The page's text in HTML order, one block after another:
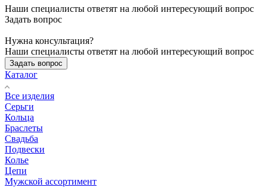
Наши специалисты ответят на любой интересующий вопрос
Задать вопрос
Нужна консультация?
Наши специалисты ответят на любой интересующий вопрос
Задать вопрос
Каталог
Все изделия
Серьги
Кольца
Браслеты
Свадьба
Подвески
Колье
Цепи
Мужской ассортимент